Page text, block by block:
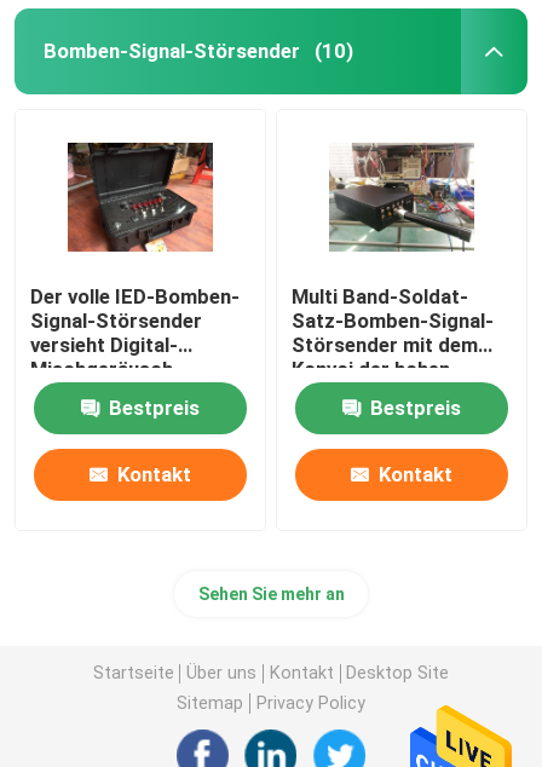
Bomben-Signal-Störsender (10)
Der volle IED-Bomben-
Signal-Störsender
versieht Digital-
Mischgeräusch-
Stauensystem 20-
500mhz mit einem
Band
Bestpreis
Kontakt
Multi Band-Soldat-
Satz-Bomben-Signal-
Störsender mit dem
Konvoi der hohen
Leistung, der System
staut
Bestpreis
Kontakt
Sehen Sie mehr an
Startseite Über uns Kontakt
Desktop Site
Sitemap
Privacy Policy